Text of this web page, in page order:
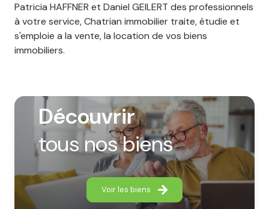
Découvrir
tous nos biens
Voir les biens
Patricia HAFFNER et Daniel GEILERT des professionnels
à votre service, Chatrian immobilier traite, étudie et
s'emploie a la vente, la location de vos biens
immobiliers.